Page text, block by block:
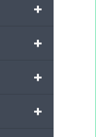
+
+
+
+